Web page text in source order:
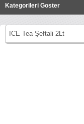
Kategorileri Goster
ICE Tea Şeftali 2Lt